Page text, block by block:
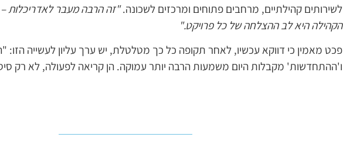
לשירותים קהילתיים, מרחבים פתוחים ומרכזים לשכונה."זה הרבה מעבר לאדריכלות
הקהילה היא לב ההצלחה של כל פרויקט."
פכט מאמין כי דווקא עכשיו, לאחר תקופה כל כך מטלטלת, יש ערך עליון לעשייה הזו:
ו'ההתחדשות' מקבלות היום משמעות הרבה יותר עמוקה. הן קריאה לפעולה, לא רק